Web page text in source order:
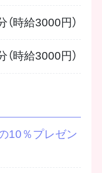
（時給3000円）
（時給3000円）
10％プレゼン